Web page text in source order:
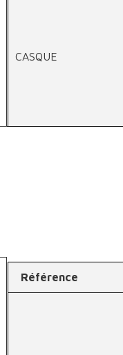
CASQUE
Référence